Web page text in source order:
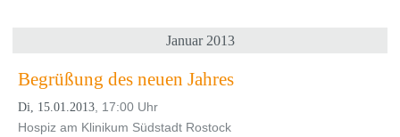
Januar 2013
Begrüßung des neuen Jahres
Di, 15.01.2013 , 17:00 Uhr
Hospiz am Klinikum Südstadt Rostock